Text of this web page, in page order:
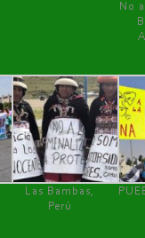
No
Las Bambas,
Perú